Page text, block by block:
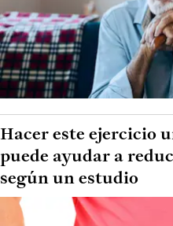
Hacer este ejercicio
puede ayudar a
según un estudio